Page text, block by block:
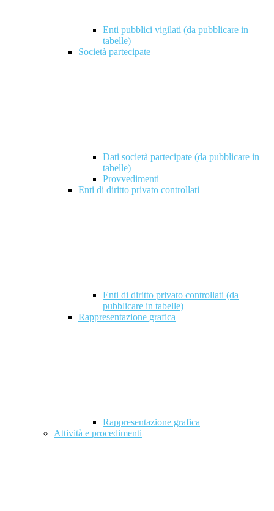
Enti pubblici vigilati (da pubblicare in
tabelle)
Società partecipate
Dati società partecipate (da pubblicare in
tabelle)
Provvedimenti
Enti di diritto privato controllati
Enti di diritto privato controllati (da
pubblicare in tabelle)
Rappresentazione grafica
Rappresentazione grafica
Attività e procedimenti